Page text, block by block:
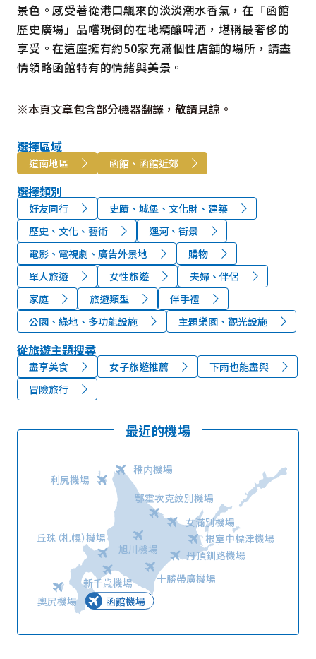
景色。感受著從港口飄來的淡淡潮水香氣，在「函館
歷史廣場」品嚐現倒的在地精釀啤酒，堪稱最奢侈的
享受。在這座擁有約50家充滿個性店舖的場所，請盡
情領略函館特有的情緒與美景。
※本頁文章包含部分機器翻譯，敬請見諒。
選擇區域
道南地區 函館、函館近郊
選擇類別
好友同行
史蹟、城堡、文化財、建築
歷史、文化、藝術
運河、街景
電影、電視劇、廣告外景地
購物
單人旅遊
女性旅遊
夫婦、伴侶
家庭
旅遊類型
伴手禮
公園、綠地、多功能設施
主題樂園、觀光設施
從旅遊主題搜尋
盡享美食 女子旅遊推薦
下雨也能盡興
冒險旅行
最近的機場
新千歳機場
丘珠（札幌）機場
函館機場
奧尻機場
旭川機場
稚内機場
利尻機場
鄂霍次克紋別機場
女滿別機場
根室中標津機場
丹頂釧路機場
十勝帶廣機場